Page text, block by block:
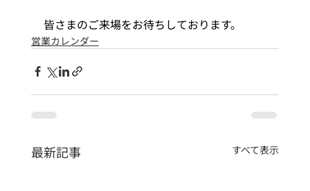
皆さまのご来場をお待ちしております。
営業カレンダー
最新記事 すべて表示